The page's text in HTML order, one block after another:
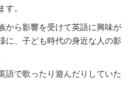
す。
から影響を受けて英語に興味が
に、子ども時代の身近な人の影
語で歌ったり遊んだりしていた